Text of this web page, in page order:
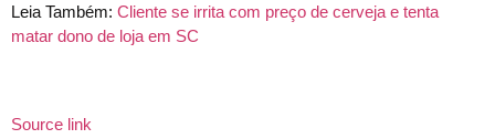
Leia Também: Cliente se irrita com preço de cerveja e tenta
matar dono de loja em SC
Source link